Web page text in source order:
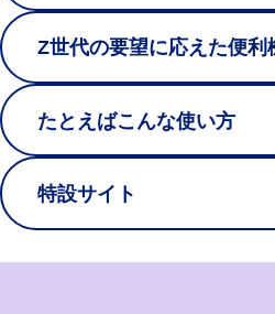
Z世代の要望に応えた便利
たとえばこんな使い方
特設サイト